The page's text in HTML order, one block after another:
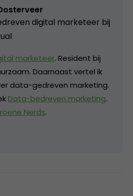
digital marketeer bij
marketeer. Resident bij
Daarnaast vertel ik
data-gedreven marketing.
Data-bedreven marketing.
Nerds.